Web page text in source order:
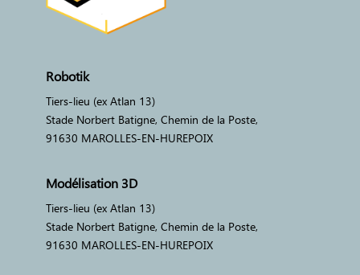
Robotik
Tiers-lieu (ex Atlan 13)
Stade Norbert Batigne, Chemin de la Poste,
91630 MAROLLES-EN-HUREPOIX
Modélisation 3D
Tiers-lieu (ex Atlan 13)
Stade Norbert Batigne, Chemin de la Poste,
91630 MAROLLES-EN-HUREPOIX